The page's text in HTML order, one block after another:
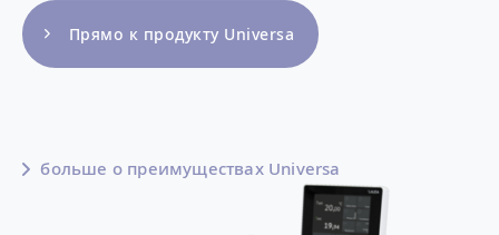
Прямо к продукту Universa
больше о преимуществах Universa